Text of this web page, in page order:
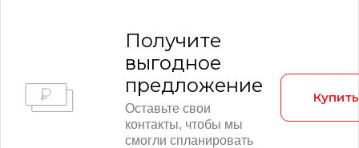
Получитe
выгодное
предложение
Оставьте свои
контакты, чтобы мы
смогли спланировать